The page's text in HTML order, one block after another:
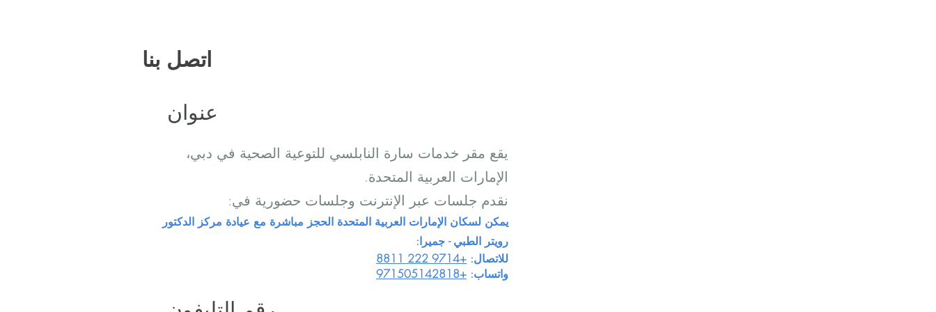
اتصل بنا
عنوان
يقع مقر خدمات سارة النابلسي للتوعية الصحية في دبي،
الإمارات العربية المتحدة.
نقدم جلسات عبر الإنترنت وجلسات حضورية في:
يمكن لسكان الإمارات العربية المتحدة الحجز مباشرة مع عيادة مركز الدكتور
رويتر الطبي - جميرا:
للاتصال: +9714 222 8811
واتساب: +971505142818